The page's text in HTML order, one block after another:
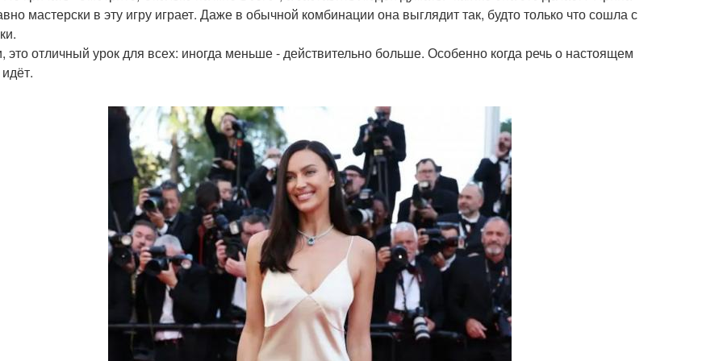
мастерски в эту игру играет. Даже в обычной комбинации она выглядит так, будто только что сошла с
это отличный урок для всех: иногда меньше - действительно больше. Особенно когда речь о настоящем